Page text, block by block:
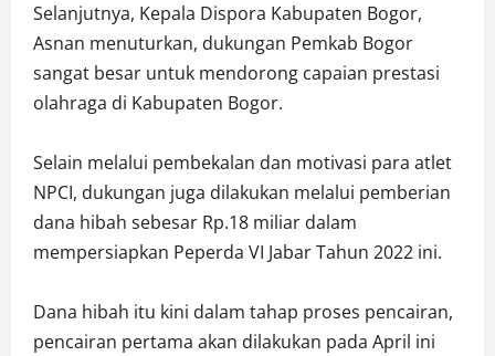
Selanjutnya, Kepala Dispora Kabupaten Bogor,
Asnan menuturkan, dukungan Pemkab Bogor
sangat besar untuk mendorong capaian prestasi
olahraga di Kabupaten Bogor.
Selain melalui pembekalan dan motivasi para atlet
NPCI, dukungan juga dilakukan melalui pemberian
dana hibah sebesar Rp.18 miliar dalam
mempersiapkan Peperda VI Jabar Tahun 2022 ini.
Dana hibah itu kini dalam tahap proses pencairan,
pencairan pertama akan dilakukan pada April ini